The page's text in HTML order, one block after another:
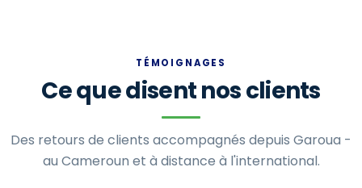
TÉMOIGNAGES
Ce que disent nos clients
Des retours de clients accompagnés depuis Garoua -
au Cameroun et à distance à l'international.